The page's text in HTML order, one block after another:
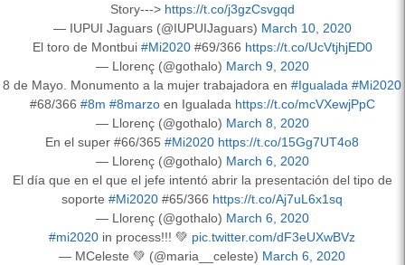
Story---> https://t.co/j3gzCsvgqd
— IUPUI Jaguars (@IUPUIJaguars) March 10, 2020
El toro de Montbui #Mi2020#69/366 https://t.co/UcVtjhjED0
— Llorenç (@gothalo) March 9, 2020
8 de Mayo. Monumento a la mujer trabajadora en #Igualada #Mi2020
#68/366 #8m #8marzoen Igualada https://t.co/mcVXewjPpC
— Llorenç (@gothalo) March 8, 2020
En el super #66/365 #Mi2020 https://t.co/15Gg7UT4o8
— Llorenç (@gothalo) March 6, 2020
El día que en el que el jefe intentó abrir la presentación del tipo de
soporte #Mi2020 #65/366 https://t.co/Aj7uL6x1sq
— Llorenç (@gothalo) March 6, 2020
#mi2020 in process!!! 💚 pic.twitter.com/dF3eUXwBVz
— MCeleste 💚 (@maria__celeste) March 6, 2020